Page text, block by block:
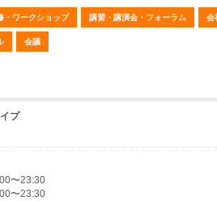
・ワークショップ 講習・講演会・フォーラム 会
会議
プ
〜23:30
〜23:30